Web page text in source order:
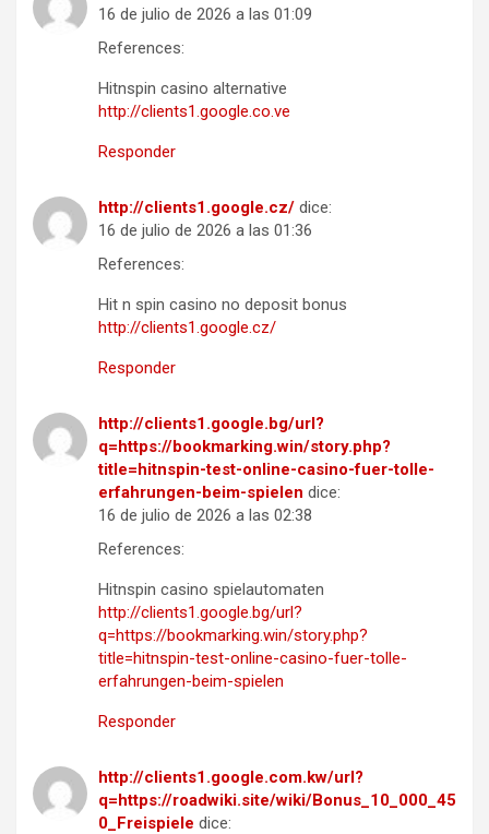
16 de julio de 2026 a las 01:09
References:
Hitnspin casino alternative
http://clients1.google.co.ve
Responder
http://clients1.google.cz/ dice:
16 de julio de 2026 a las 01:36
References:
Hit n spin casino no deposit bonus
http://clients1.google.cz/
Responder
http://clients1.google.bg/url?
q=https://bookmarking.win/story.php?
title=hitnspin-test-online-casino-fuer-tolle-
erfahrungen-beim-spielen dice:
16 de julio de 2026 a las 02:38
References:
Hitnspin casino spielautomaten
http://clients1.google.bg/url?
q=https://bookmarking.win/story.php?
title=hitnspin-test-online-casino-fuer-tolle-
erfahrungen-beim-spielen
Responder
http://clients1.google.com.kw/url?
q=https://roadwiki.site/wiki/Bonus_10_000_45
0_Freispiele dice: